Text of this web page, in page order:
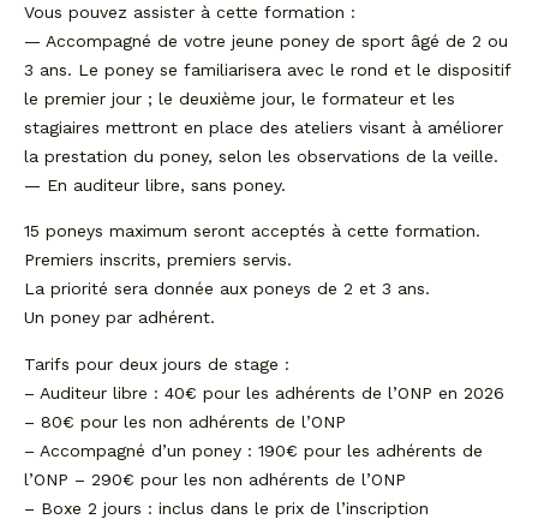
Vous pouvez assister à cette formation :
— Accompagné de votre jeune poney de sport âgé de 2 ou
3 ans. Le poney se familiarisera avec le rond et le dispositif
le premier jour ; le deuxième jour, le formateur et les
stagiaires mettront en place des ateliers visant à améliorer
la prestation du poney, selon les observations de la veille.
— En auditeur libre, sans poney.
15 poneys maximum seront acceptés à cette formation.
Premiers inscrits, premiers servis.
La priorité sera donnée aux poneys de 2 et 3 ans.
Un poney par adhérent.
Tarifs pour deux jours de stage :
– Auditeur libre : 40€ pour les adhérents de l’ONP en 2026
– 80€ pour les non adhérents de l’ONP
– Accompagné d’un poney : 190€ pour les adhérents de
l’ONP – 290€ pour les non adhérents de l’ONP
– Boxe 2 jours : inclus dans le prix de l’inscription